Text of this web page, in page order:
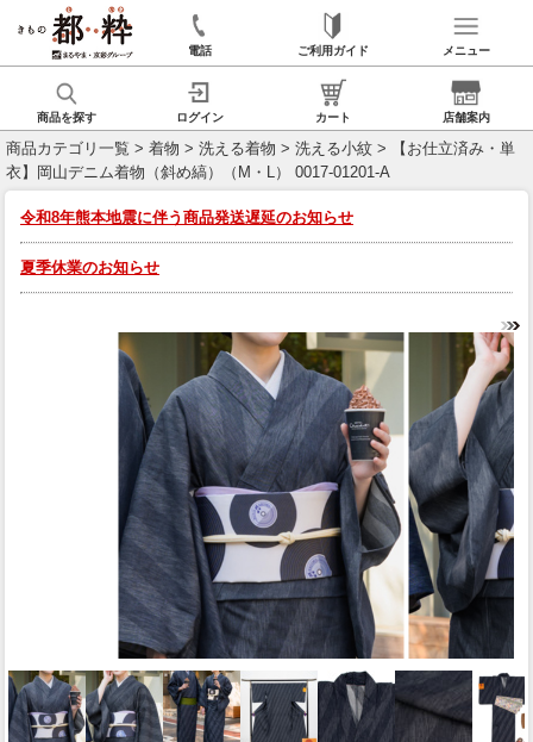
電話 ご利用ガイド メニュー
商品を探す ログイン カート 店舗案内
商品カテゴリ一覧 > 着物 > 洗える着物 > 洗える小紋 > 【お仕立済み・単
衣】岡山デニム着物（斜め縞）（M・L） 0017-01201-A
令和8年熊本地震に伴う商品発送遅延のお知らせ
夏季休業のお知らせ